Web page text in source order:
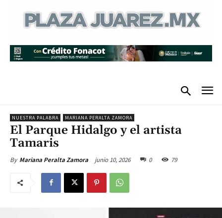
NUESTRA PALABRA MARIANA PERALTA ZAMORA
El Parque Hidalgo y el artista
Tamaris
By Mariana Peralta Zamora junio 10, 2026 0 79